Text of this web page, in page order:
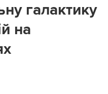
галактику
на